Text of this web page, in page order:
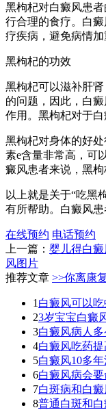
黑枸杞对白癜风患
行合理的食疗。白
疗疾病，避免病情加
黑枸杞的功效
黑枸杞可以滋补肝
的问题，因此，白
作用。黑枸杞对于白
黑枸杞对身体的好
素e含量非常高，可
癜风患者来说，黑枸
以上就是关于“吃黑
有所帮助。白癜风患
在线预约 电话预约
上一篇： 婴儿得白
风图片
推荐文章 >>你离康
1 白癜风可以
23岁宝宝白癜
3白癜风病人多
4白癜风吃药
5白癜风10多
6白癜风病会
7白斑病和白癜
8普通白斑和